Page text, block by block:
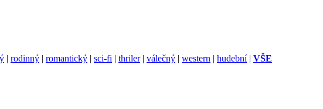
| rodinný | romantický | sci-fi | thriler| válečný | western | hudební| VŠE